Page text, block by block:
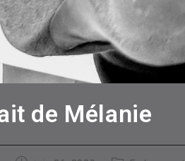
de Mélanie